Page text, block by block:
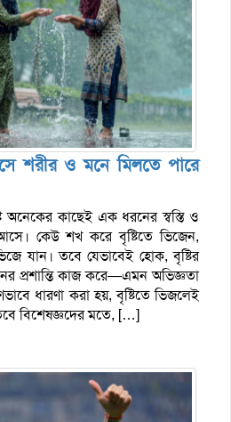
শরীর ও মনে মিলতে পারে
অনেকের কাছেই এক ধরনের স্বস্তি ও
কেউ শখ করে বৃষ্টিতে ভিজেন,
যান। তবে যেভাবেই হোক, বৃষ্টির
প্রশান্তি কাজ করে—এমন অভিজ্ঞতা
ধারণা করা হয়, বৃষ্টিতে ভিজলেই
বিশেষজ্ঞদের মতে, […]